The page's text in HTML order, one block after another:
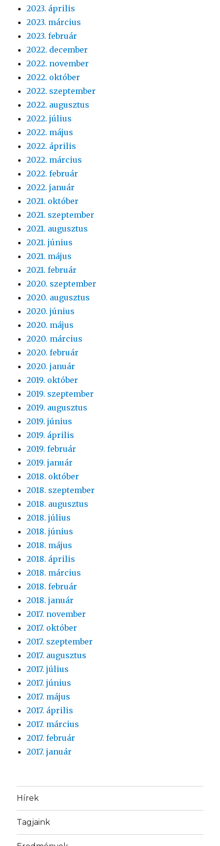
2023. április
2023. március
2023. február
2022. december
2022. november
2022. október
2022. szeptember
2022. augusztus
2022. július
2022. május
2022. április
2022. március
2022. február
2022. január
2021. október
2021. szeptember
2021. augusztus
2021. június
2021. május
2021. február
2020. szeptember
2020. augusztus
2020. június
2020. május
2020. március
2020. február
2020. január
2019. október
2019. szeptember
2019. augusztus
2019. június
2019. április
2019. február
2019. január
2018. október
2018. szeptember
2018. augusztus
2018. július
2018. június
2018. május
2018. április
2018. március
2018. február
2018. január
2017. november
2017. október
2017. szeptember
2017. augusztus
2017. július
2017. június
2017. május
2017. április
2017. március
2017. február
2017. január
Hírek
Tagjaink